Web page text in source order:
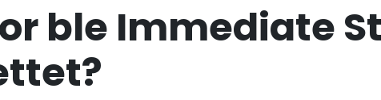
ble Immediate